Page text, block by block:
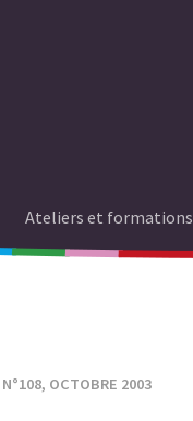
Ateliers et formations
OCTOBRE 2003